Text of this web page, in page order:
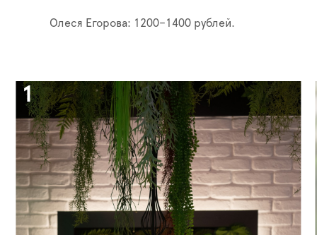
Олеся Егорова: 1200–1400 рублей.